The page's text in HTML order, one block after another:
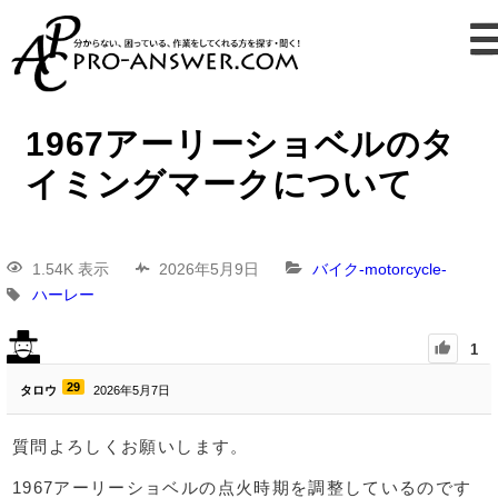
1967アーリーショベルのタ
イミングマークについて
1.54K 表示 2026年5月9日
バイク-motorcycle-
ハーレー
1
タロウ 29 2026年5月7日
質問よろしくお願いします。
1967アーリーショベルの点火時期を調整しているのです